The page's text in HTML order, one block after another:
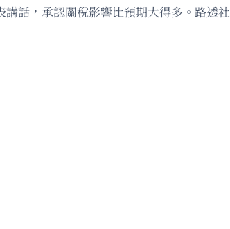
話，承認關稅影響比預期大得多。路透社